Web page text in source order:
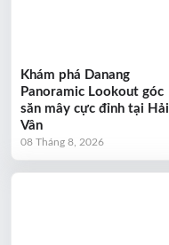
Khám phá Danang
Panoramic Lookout góc
săn mây cực đỉnh tại Hải
Vân
08 Tháng 8, 2026